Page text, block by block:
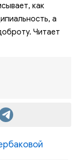
как
а
Читает